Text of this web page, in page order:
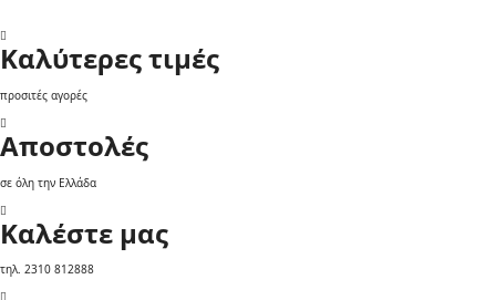
Καλύτερες τιμές
προσιτές αγορές
Αποστολές
σε όλη την Ελλάδα
Καλέστε μας
τηλ. 2310 812888